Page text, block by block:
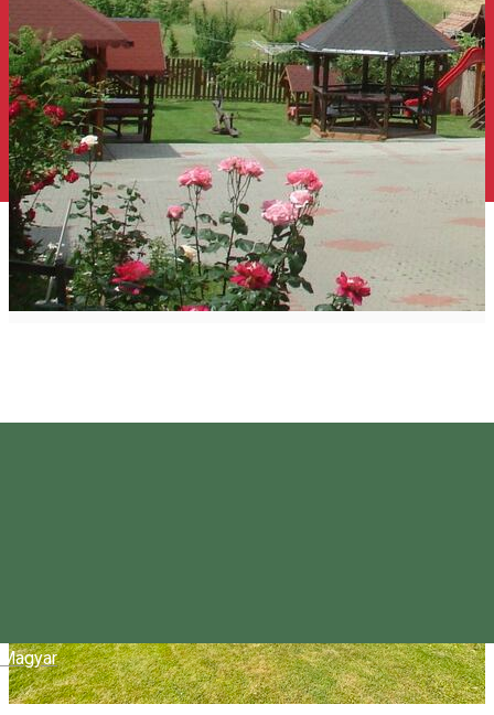
Magyar